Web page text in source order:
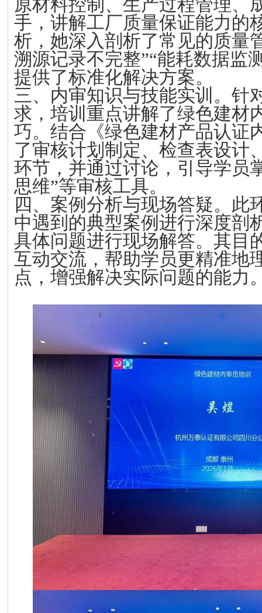
原材料控制、生产过程管理、
手，讲解工厂质量保证能力的
析，她深入剖析了常见的质量
溯源记录不完整”“能耗数据监
提供了标准化解决方案。
三、 内审知识与技能实训 。针
求，培训重点讲解了绿色建材
巧。结合《绿色建材产品认证
了审核计划制定、检查表设计
环节，并通过讨论，引导学员
思维”等审核工具。
四、案例分析与现场答疑。 此
中遇到的典型案例进行深度剖
具体问题进行现场解答。其目
互动交流，帮助学员更精准地
点，增强解决实际问题的能力